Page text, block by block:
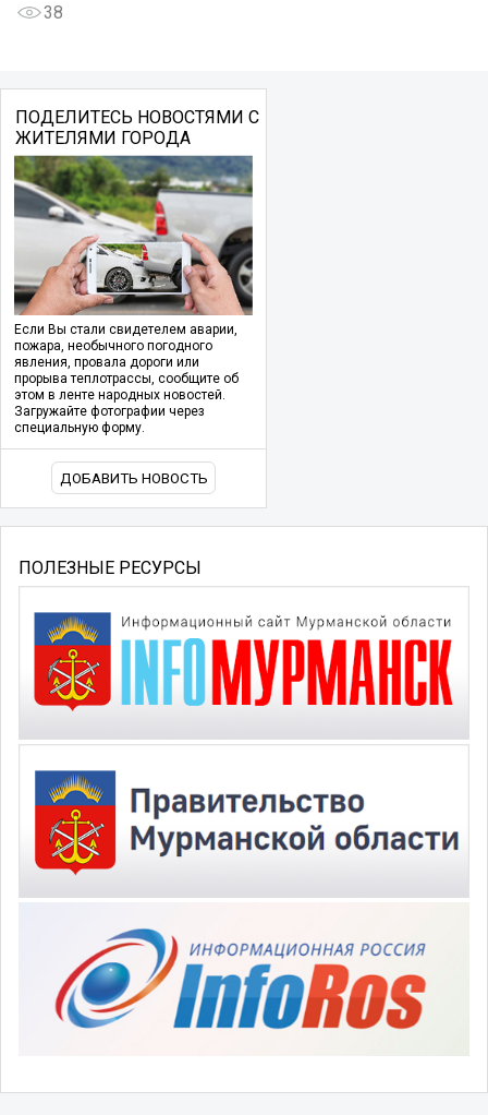
38
ПОДЕЛИТЕСЬ НОВОСТЯМИ С
ЖИТЕЛЯМИ ГОРОДА
Если Вы стали свидетелем аварии,
пожара, необычного погодного
явления, провала дороги или
прорыва теплотрассы, сообщите об
этом в ленте народных новостей.
Загружайте фотографии через
специальную форму.
ДОБАВИТЬ НОВОСТЬ
ПОЛЕЗНЫЕ РЕСУРСЫ